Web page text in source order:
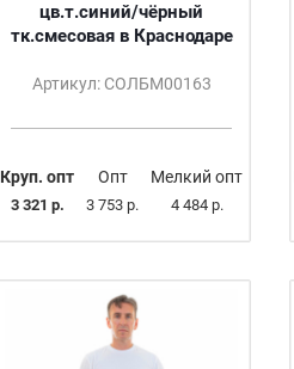
цв.т.синий/чёрный
тк.смесовая в Краснодаре
Артикул: СОЛБМ00163
Круп. опт
3 321 р.
Опт
3 753 р.
Мелкий опт
4 484 р.